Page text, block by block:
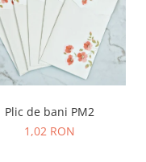
Plic de bani PM2
1,02 RON